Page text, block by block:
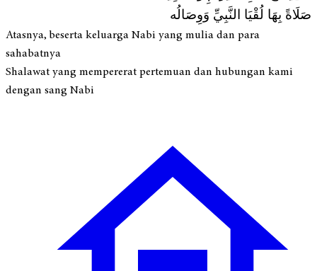
صَلَاةً بِهَا لُقْيَا النَّبِيِّ وَوِصَالُه
Atasnya, beserta keluarga Nabi yang mulia dan para
sahabatnya
Shalawat yang mempererat pertemuan dan hubungan kami
dengan sang Nabi